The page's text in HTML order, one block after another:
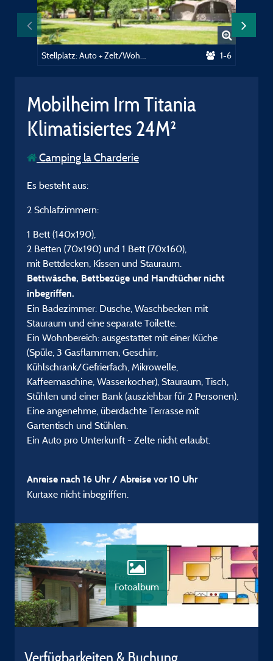
1-6
Mobilheim Irm Titania
Klimatisiertes 24M²
Camping la Charderie
Es besteht aus:
2 Schlafzimmern:
1 Bett (140x190),
2 Betten (70x190) und 1 Bett (70x160),
mit Bettdecken, Kissen und Stauraum.
Bettwäsche, Bettbezüge und Handtücher nicht
inbegriffen.
Ein Badezimmer: Dusche, Waschbecken mit
Stauraum und eine separate Toilette.
Ein Wohnbereich: ausgestattet mit einer Küche
(Spüle, 3 Gasflammen, Geschirr,
Kühlschrank/Gefrierfach, Mikrowelle,
Kaffeemaschine, Wasserkocher), Stauraum, Tisch,
Stühlen und einer Bank (ausziehbar für 2 Personen).
Eine angenehme, überdachte Terrasse mit
Gartentisch und Stühlen.
Ein Auto pro Unterkunft - Zelte nicht erlaubt.
Anreise nach 16 Uhr / Abreise vor 10 Uhr
Kurtaxe nicht inbegriffen.
Fotoalbum